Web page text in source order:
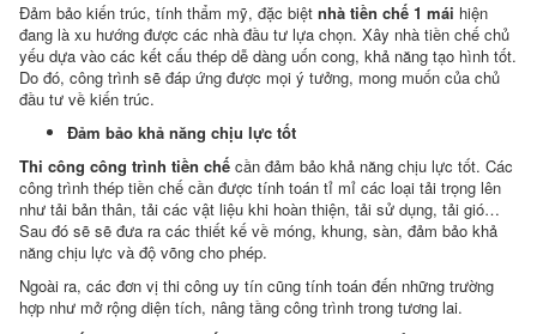
Đảm bảo kiến trúc, tính thẩm mỹ, đặc biệt nhà tiền chế 1 mái hiện
đang là xu hướng được các nhà đầu tư lựa chọn. Xây nhà tiền chế chủ
yếu dựa vào các kết cấu thép dễ dàng uốn cong, khả năng tạo hình tốt.
Do đó, công trình sẽ đáp ứng được mọi ý tưởng, mong muốn của chủ
đầu tư về kiến trúc.
Đảm bảo khả năng chịu lực tốt
Thi công công trình tiền chế cần đảm bảo khả năng chịu lực tốt. Các
công trình thép tiền chế cần được tính toán tỉ mỉ các loại tải trọng lên
như tải bản thân, tải các vật liệu khi hoàn thiện, tải sử dụng, tải gió…
Sau đó sẽ sẽ đưa ra các thiết kế về móng, khung, sàn, đảm bảo khả
năng chịu lực và độ võng cho phép.
Ngoài ra, các đơn vị thi công uy tín cũng tính toán đến những trường
hợp như mở rộng diện tích, nâng tầng công trình trong tương lai.